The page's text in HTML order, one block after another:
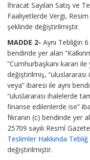
İhracat Sayılan Satış ve
Faaliyetlerde Vergi, Resim
şeklinde değiştirilmiştir.
MADDE 2- Aynı Tebliğin
bendinde yer alan
“Cumhurbaşkanı kararı
değiştirilmiş, “uluslararası
veya” ibaresi ile aynı
“uluslararası ihalelerde
finanse edilenlerde ise”
fıkranın (c) bendinde yer
25709 sayılı Resmî
Teslimler Hakkında
değiştirilmiştir.